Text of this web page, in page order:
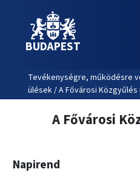
BUDAPEST
Tevékenységre, működésre
ülések / A Fővárosi Közgyűlés
A Fővárosi
Napirend